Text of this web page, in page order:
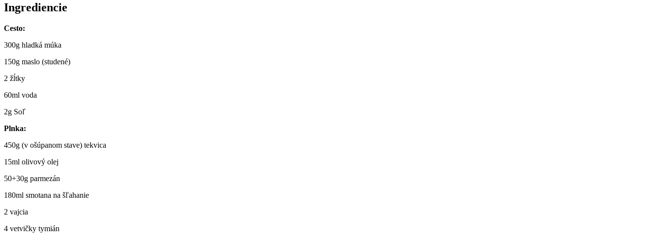
Ingrediencie
Cesto:
300g hladká múka
150g maslo (studené)
2 žĺtky
60ml voda
2g Soľ
Plnka:
450g (v ošúpanom stave) tekvica
15ml olivový olej
50+30g parmezán
180ml smotana na šľahanie
2 vajcia
4 vetvičky tymián